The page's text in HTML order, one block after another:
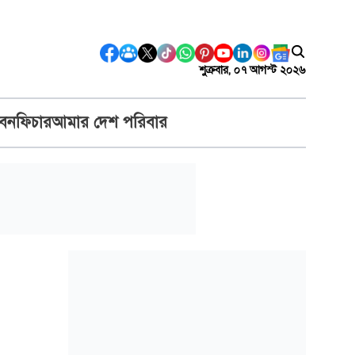
শুক্রবার, ০৭ আগস্ট ২০২৬
ফিচারআমার দেশ পরিবার